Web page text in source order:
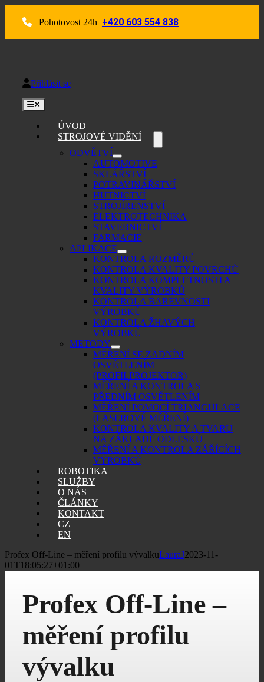
Pohotovost 24h +420 603 554 838
Přihlásit se
Toggle
ÚVOD
STROJOVÉ VIDĚNÍ
ODVĚTVÍ
AUTOMOTIVE
SKLÁŘSTVÍ
POTRAVINÁŘSTVÍ
HUTNICTVÍ
STROJÍRENSTVÍ
ELEKTROTECHNIKA
STAVEBNICTVÍ
FARMACIE
APLIKACE
KONTROLA ROZMĚRŮ
KONTROLA KVALITY POVRCHŮ
KONTROLA KOMPLETNOSTI A
KVALITY VÝROBKŮ
KONTROLA BAREVNOSTI
VÝROBKŮ
KONTROLA ŽHAVÝCH
VÝROBKŮ
METODY
MĚŘENÍ SE ZADNÍM
OSVĚTLENÍM
(PROFILPROJEKTOR)
MĚŘENÍ A KONTROLA S
PŘEDNÍM OSVĚTLENÍM
MĚŘENÍ POMOCÍ TRIANGULACE
(LASEROVÉ MĚŘENÍ)
KONTROLA KVALITY A TVARU
NA ZÁKLADĚ ODLESKŮ
MĚŘENÍ A KONTROLA ZÁŘÍCÍCH
VÝROBKŮ
ROBOTIKA
SLUŽBY
O NÁS
ČLÁNKY
KONTAKT
CZ
EN
Profex Off-Line – měření profilu vývalkuLauraJ2023-11-
01T18:05:27+01:00
Profex Off-Line –
měření profilu
vývalku